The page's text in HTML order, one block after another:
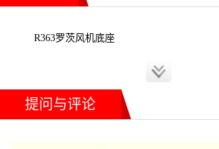
T型接头
R363罗茨风机底座
提问与评论